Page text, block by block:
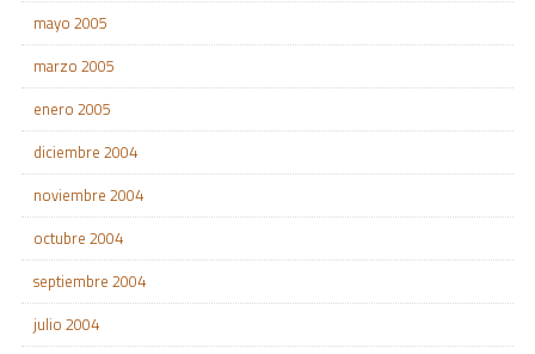
mayo 2005
marzo 2005
enero 2005
diciembre 2004
noviembre 2004
octubre 2004
septiembre 2004
julio 2004